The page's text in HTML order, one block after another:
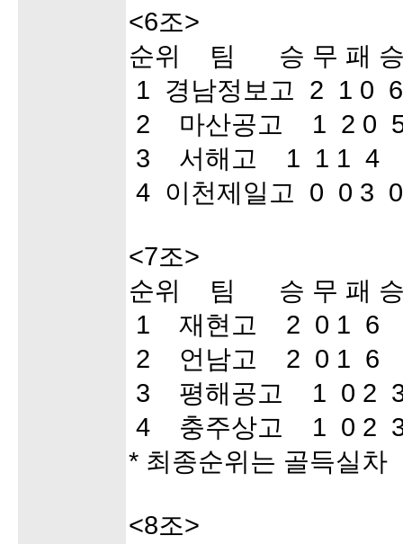
<6조>
순위 팀 승 무 패 승
1 경남정보고 2 1
2 마산공고 1 2 0
3 서해고 1 1 1 4
4 이천제일고 0 0 3
<7조>
순위 팀 승 무 패 승
1 재현고 2 0 1 6
2 언남고 2 0 1 6
3 평해공고 1 0 2
4 충주상고 1 0 2
* 최종순위는 골득실차
<8조>